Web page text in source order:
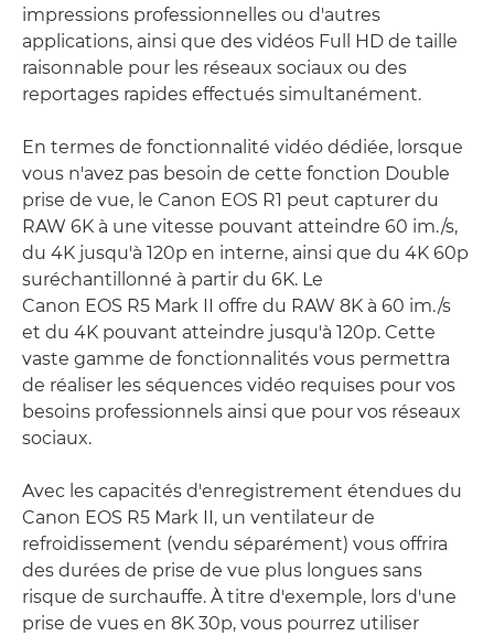
impressions professionnelles ou d'autres
applications, ainsi que des vidéos Full HD de taille
raisonnable pour les réseaux sociaux ou des
reportages rapides effectués simultanément.
En termes de fonctionnalité vidéo dédiée, lorsque
vous n'avez pas besoin de cette fonction Double
prise de vue, le Canon EOS R1 peut capturer du
RAW 6K à une vitesse pouvant atteindre 60 im./s,
du 4K jusqu'à 120p en interne, ainsi que du 4K 60p
suréchantillonné à partir du 6K. Le
Canon EOS R5 Mark II offre du RAW 8K à 60 im./s
et du 4K pouvant atteindre jusqu'à 120p. Cette
vaste gamme de fonctionnalités vous permettra
de réaliser les séquences vidéo requises pour vos
besoins professionnels ainsi que pour vos réseaux
sociaux.
Avec les capacités d'enregistrement étendues du
Canon EOS R5 Mark II, un ventilateur de
refroidissement (vendu séparément) vous offrira
des durées de prise de vue plus longues sans
risque de surchauffe. À titre d'exemple, lors d'une
prise de vues en 8K 30p, vous pourrez utiliser